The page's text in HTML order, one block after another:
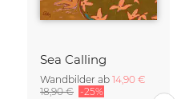
Sea Calling
Wandbilder ab 14,90 €
18,90 € -25%